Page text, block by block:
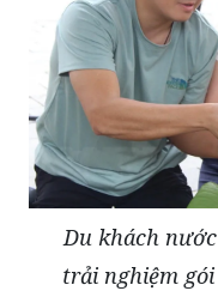
Du khách
trải nghiệm